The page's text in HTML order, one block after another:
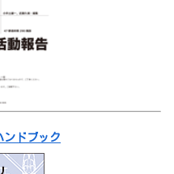
ンドブック